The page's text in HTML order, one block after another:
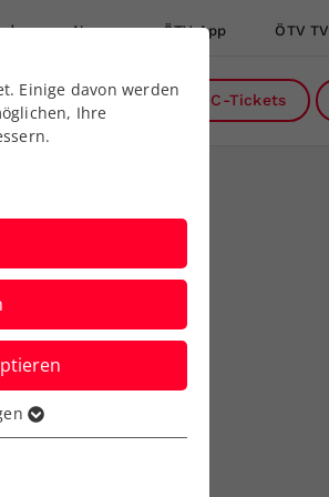
News ÖTV App ÖTV TV
Über uns DC-Tickets
zum
Einige davon werden
Ihre
der
die Webseite